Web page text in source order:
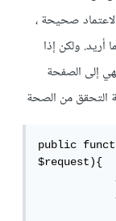
صحيحة ،
ولكن إذا
إلى الصفحة
التحقق من الصحة
public
$request){
$res =
$request-